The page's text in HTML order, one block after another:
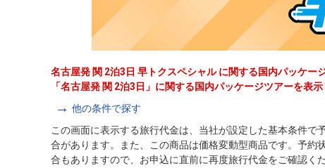
名古屋発 関 2泊3日 早トクスペシャル に関する国内パッケー
「名古屋発 関 2泊3日」に関する国内パッケージツアーを表示
他の条件で探す
この画面に表示する旅行代金は、当社が設定した基本条件
合があります。また、この商品は価格変動型商品です。予
合もありますので、お申込に直前に再度旅行代金をご確認くだ